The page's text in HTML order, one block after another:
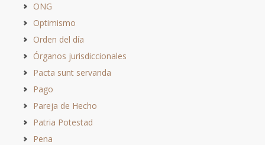
ONG
Optimismo
Orden del día
Órganos jurisdiccionales
Pacta sunt servanda
Pago
Pareja de Hecho
Patria Potestad
Pena